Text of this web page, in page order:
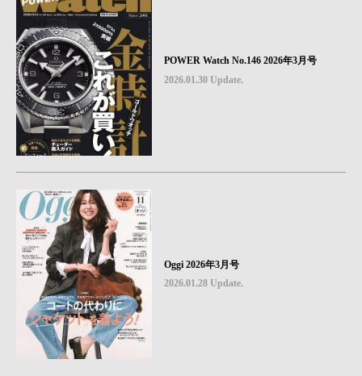
POWER Watch No.146 2026年3月号
2026.01.30 Update.
Oggi 2026年3月号
2026.01.28 Update.